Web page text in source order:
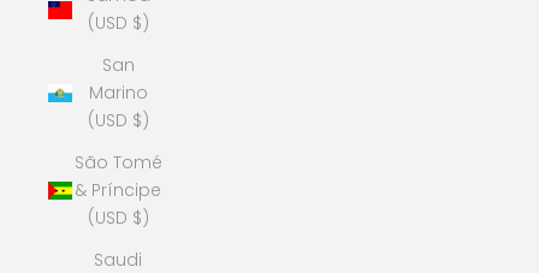
(USD $)
San
Marino
(USD $)
São Tomé
& Príncipe
(USD $)
Saudi